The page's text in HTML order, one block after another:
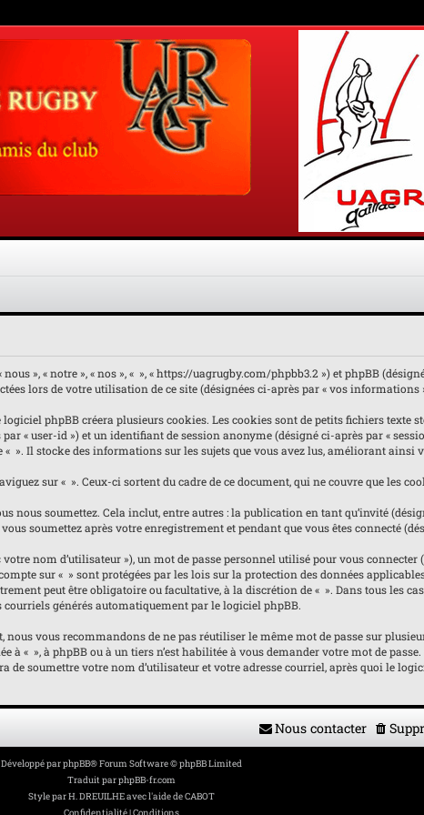
», « notre », « nos », « », « https://uagrugby.com/phpbb3.2 ») et phpBB
lors de votre utilisation de ce site (désignées ci-après par « vos informations
phpBB créera plusieurs cookies. Les cookies sont de petits fichiers texte
« user-id ») et un identifiant de session anonyme (désigné ci-après par «
». Il stocke des informations sur les sujets que vous avez lus, améliorant ainsi
sur « ». Ceux-ci sortent du cadre de ce document, qui ne couvre que les
nous soumettez. Cela inclut, entre autres : la publication en tant qu’invité
soumettez après votre enregistrement et pendant que vous êtes connecté
nom d’utilisateur »), un mot de passe personnel utilisé pour vous connecter
sur « » sont protégées par les lois sur la protection des données
peut être obligatoire ou facultative, à la discrétion de « ». Dans tous les
générés automatiquement par le logiciel phpBB.
vous recommandons de ne pas réutiliser le même mot de passe sur
à « », à phpBB ou à un tiers n’est habilitée à vous demander votre mot de
de soumettre votre nom d’utilisateur et votre adresse courriel, après quoi le
Nous contacter
Développé parphpBB® Forum Software © phpBB Limited
Traduit parphpBB-fr.com
Style parH. DREUILHE avec l'aide de CABOT